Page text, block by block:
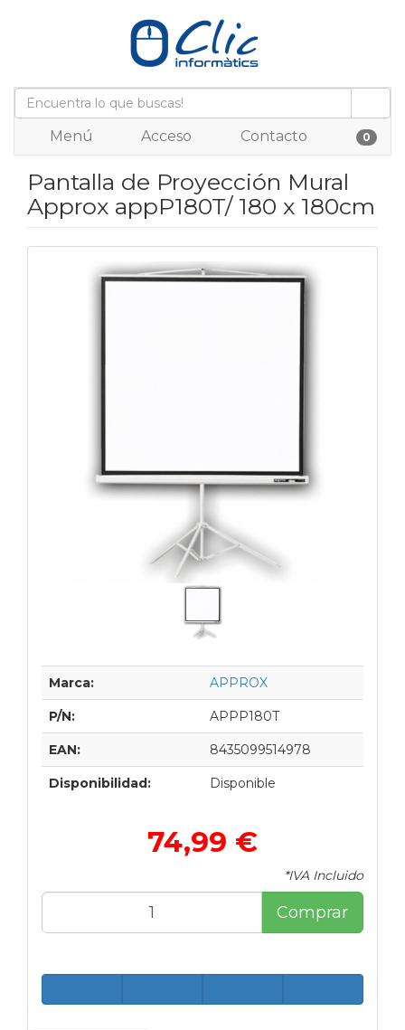
Menú Acceso Contacto 0
Pantalla de Proyección Mural
Approx appP180T/ 180 x 180cm
Marca: APPROX
P/N: APPP180T
EAN: 8435099514978
Disponibilidad: Disponible
74,99 €
*IVA Incluido
Comprar